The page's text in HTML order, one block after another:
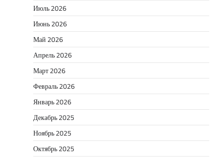
Июль 2026
Июнь 2026
Май 2026
Апрель 2026
Март 2026
Февраль 2026
Январь 2026
Декабрь 2025
Ноябрь 2025
Октябрь 2025